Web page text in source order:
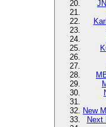
New
Next